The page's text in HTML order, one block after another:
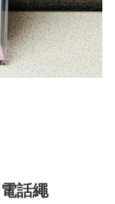
話繩